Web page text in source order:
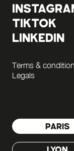
TIKTOK
LINKEDIN
Terms &
Legals
PARIS